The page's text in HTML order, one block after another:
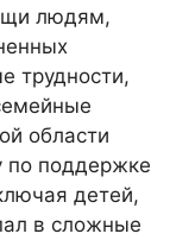
людям,
трудности,
области
по поддержке
детей,
в сложные